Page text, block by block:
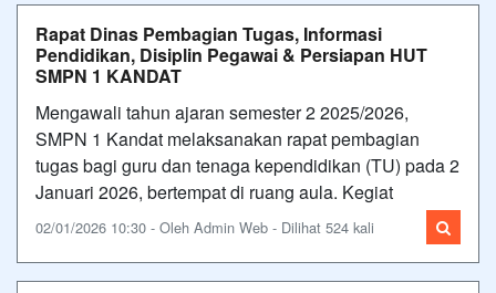
Rapat Dinas Pembagian Tugas, Informasi
Pendidikan, Disiplin Pegawai & Persiapan HUT
SMPN 1 KANDAT
Mengawali tahun ajaran semester 2 2025/2026,
SMPN 1 Kandat melaksanakan rapat pembagian
tugas bagi guru dan tenaga kependidikan (TU) pada 2
Januari 2026, bertempat di ruang aula. Kegiat
02/01/2026 10:30 - Oleh Admin Web - Dilihat 524 kali